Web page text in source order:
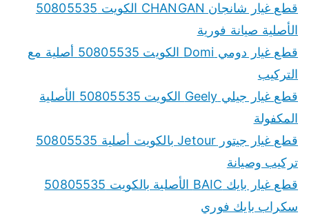
قطع غيار شانجان CHANGAN الكويت 50805535
الأصلية صيانة فورية
قطع غيار دومي Domi الكويت 50805535 أصلية مع
التركيب
قطع غيار جيلي Geely الكويت 50805535 الأصلية
المكفولة
قطع غيار جيتور Jetour بالكويت أصلية 50805535
تركيب وصيانة
قطع غيار بايك BAIC الأصلية بالكويت 50805535
سكراب بايك فوري